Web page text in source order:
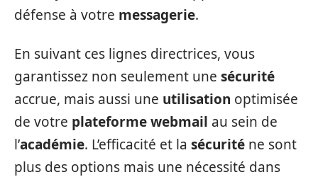
défense à votre messagerie.
En suivant ces lignes directrices, vous
garantissez non seulement une sécurité
accrue, mais aussi une utilisation optimisée
de votre plateformewebmail au sein de
l’académie. L’efficacité et la sécurité ne sont
plus des options mais une nécessité dans